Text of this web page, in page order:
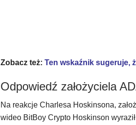
Zobacz też: Ten wskaźnik sugeruje,
Odpowiedź założyciela
Na reakcje Charlesa Hoskinsona,
wideo BitBoy Crypto Hoskinson